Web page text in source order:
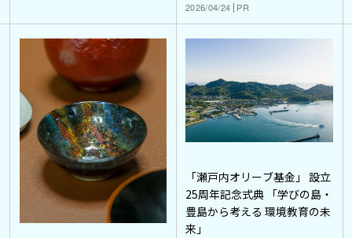
2026/04/24 PR
「瀬戸内オリーブ基金」 設立
25周年記念式典 「学びの島・
豊島から考える 環境教育の未
来」